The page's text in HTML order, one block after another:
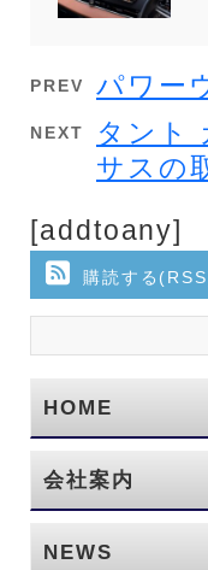
PREV パワー
NEXT
タント
サスの
[addtoany]
購読する
HOME
会社案内
NEWS